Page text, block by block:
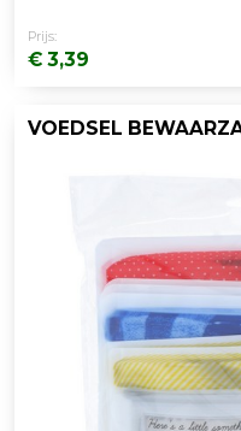
Prijs:
€ 3,39